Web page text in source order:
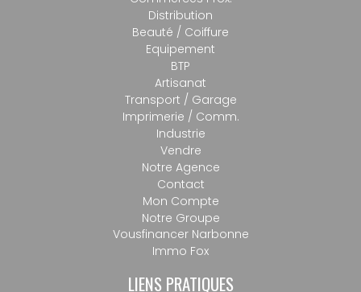
Distribution
Beauté / Coiffure
Equipement
BTP
Artisanat
Transport / Garage
Imprimerie / Comm.
Industrie
Vendre
Notre Agence
Contact
Mon Compte
Notre Groupe
Vousfinancer Narbonne
Immo Fox
LIENS PRATIQUES